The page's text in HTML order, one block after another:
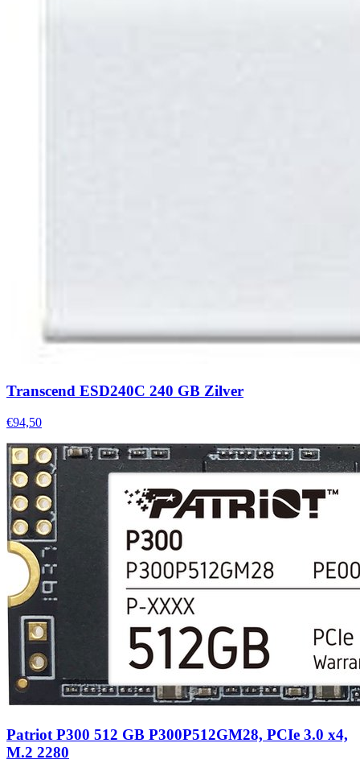
Transcend ESD240C 240 GB Zilver
€94,50
Patriot P300 512 GB P300P512GM28, PCIe 3.0 x4,
M.2 2280